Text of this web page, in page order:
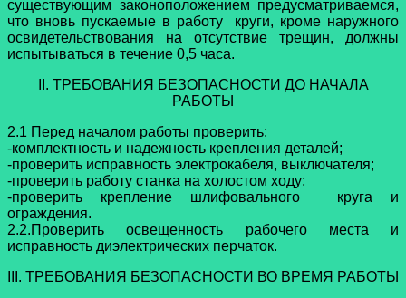
существующим законоположением предусматриваемся,
что вновь пускаемые в работу круги, кроме наружного
освидетельствования на отсутствие трещин, должны
испытываться в течение 0,5 часа.
II. ТРЕБОВАНИЯ БЕЗОПАСНОСТИ ДО НАЧАЛА
РАБОТЫ
2.1 Перед началом работы проверить:
-комплектность и надежность крепления деталей;
-проверить исправность электрокабеля, выключателя;
-проверить работу станка на холостом ходу;
-проверить крепление шлифовального круга и
ограждения.
2.2.Проверить освещенность рабочего места и
исправность диэлектрических перчаток.
III. ТРЕБОВАНИЯ БЕЗОПАСНОСТИ ВО ВРЕМЯ РАБОТЫ